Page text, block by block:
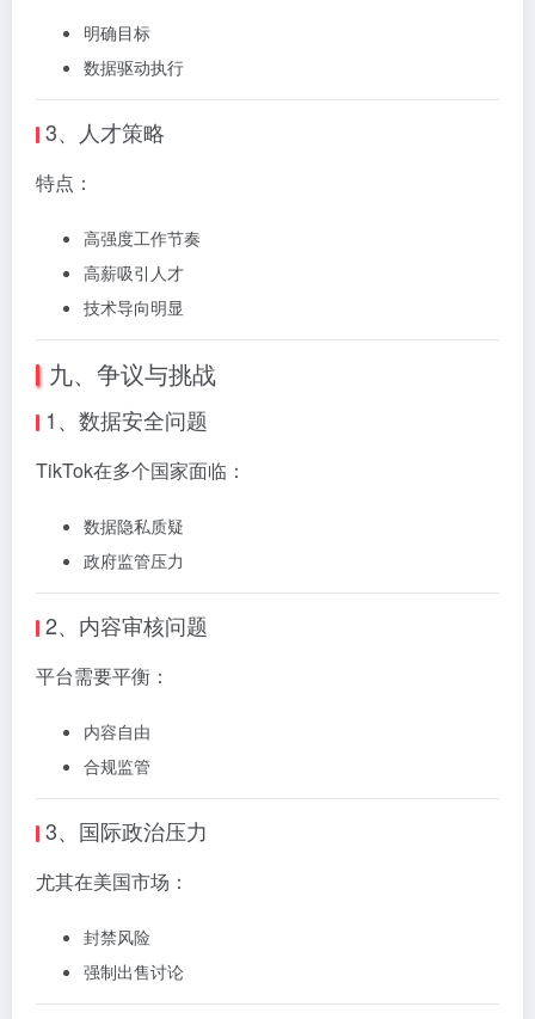
明确目标
数据驱动执行
3、人才策略
特点：
高强度工作节奏
高薪吸引人才
技术导向明显
九、争议与挑战
1、数据安全问题
TikTok在多个国家面临：
数据隐私质疑
政府监管压力
2、内容审核问题
平台需要平衡：
内容自由
合规监管
3、国际政治压力
尤其在美国市场：
封禁风险
强制出售讨论